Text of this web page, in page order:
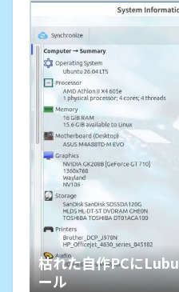
枯れた自作PCに
ール